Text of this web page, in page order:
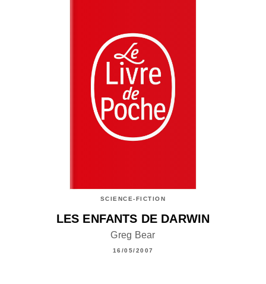
SCIENCE-FICTION
LES ENFANTS DE DARWIN
Greg Bear
16/05/2007